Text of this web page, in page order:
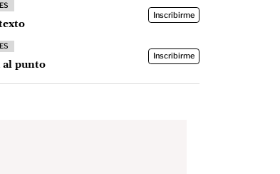
Inscribirme
punto
Inscribirme